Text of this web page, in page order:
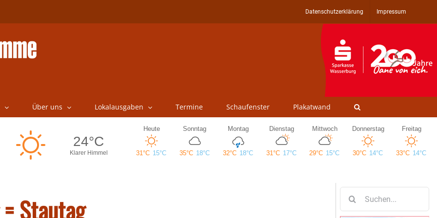
Datenschutzerklärung Impressum
Über uns Lokalausgaben Termine Schaufenster Plakatwand
Stautag
nach: